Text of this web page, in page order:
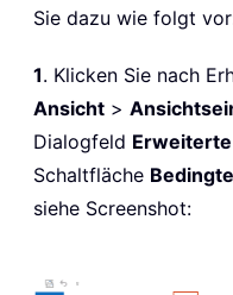
Sie dazu wie folgt
1. Klicken Sie nach
Ansicht >
Dialogfeld
Schaltfläche
siehe Screenshot: